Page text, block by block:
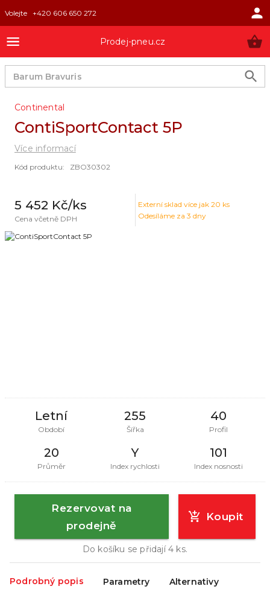
Volejte +420 606 650 272
Prodej-pneu.cz
Continental
ContiSportContact 5P
Kód produktu: ZBO30302
5 452 Kč/ks
Cena včetně DPH
Externí sklad více jak 20 ks
Odesíláme za 3 dny
Letní
Období
255
Šířka
40
Profil
20
Průměr
Y
Index rychlosti
101
Index nosnosti
Více informací
Rezervovat na
prodejně
Koupit
Do košíku se přidají4 ks.
Podrobný popis Parametry Alternativy